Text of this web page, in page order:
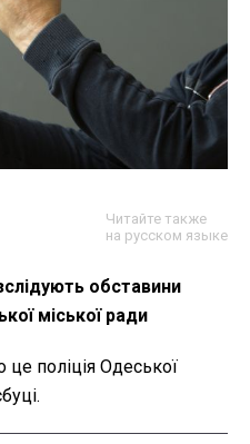
Читайте также
на русском языке
обставини
міської ради
це поліція Одеської